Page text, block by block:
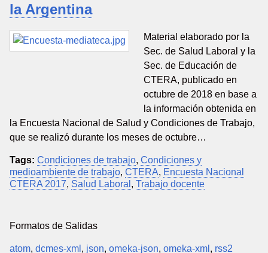
la Argentina
Material elaborado por la
Sec. de Salud Laboral y la
Sec. de Educación de
CTERA, publicado en
octubre de 2018 en base a
la información obtenida en
la Encuesta Nacional de Salud y Condiciones de Trabajo,
que se realizó durante los meses de octubre…
Tags: Condiciones de trabajo, Condiciones y
medioambiente de trabajo, CTERA, Encuesta Nacional
CTERA 2017, Salud Laboral , Trabajo docente
Formatos de Salidas
atom, dcmes-xml , json, omeka-json, omeka-xml , rss2